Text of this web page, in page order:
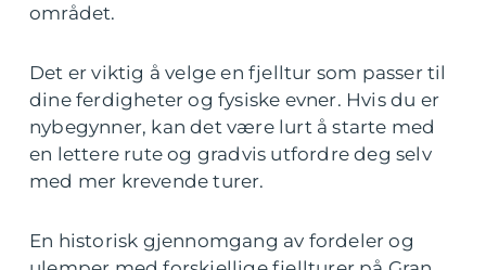
området.
Det er viktig å velge en fjelltur som passer til
dine ferdigheter og fysiske evner. Hvis du er
nybegynner, kan det være lurt å starte med
en lettere rute og gradvis utfordre deg selv
med mer krevende turer.
En historisk gjennomgang av fordeler og